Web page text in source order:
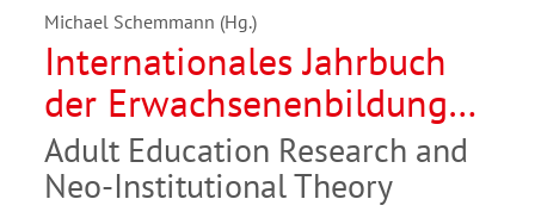
Michael Schemmann (Hg.)
Internationales Jahrbuch
der Erwachsenenbildung
/International Yearbook of
Adult Education 2022
Adult Education Research and
Neo-Institutional Theory